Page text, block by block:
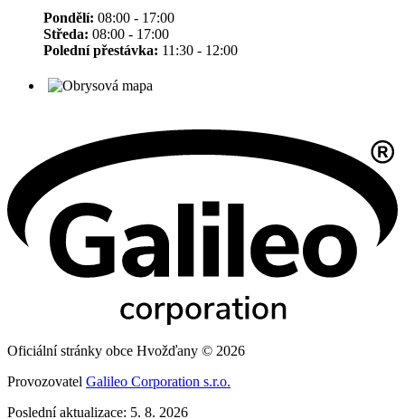
Pondělí: 08:00 - 17:00
Středa: 08:00 - 17:00
Polední přestávka: 11:30 - 12:00
Oficiální stránky obce Hvožďany © 2026
Provozovatel Galileo Corporation s.r.o.
Poslední aktualizace: 5. 8. 2026